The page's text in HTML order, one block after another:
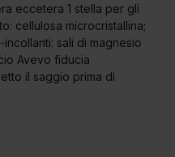
eccetera 1 stella per gli
cellulosa microcristallina;
sali di magnesio
Avevo fiducia
il saggio prima di